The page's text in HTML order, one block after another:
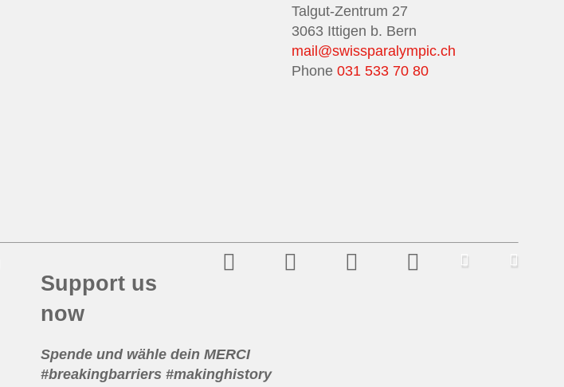
Talgut-Zentrum 27
3063 Ittigen b. Bern
mail@swissparalympic.ch
Phone 031 533 70 80
Support us
now
Spende und wähle dein MERCI
#breakingbarriers #makinghistory